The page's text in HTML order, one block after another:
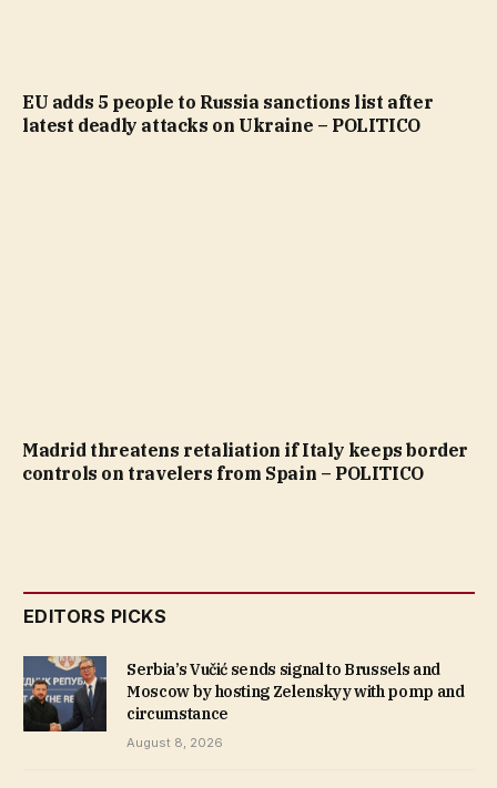
EU adds 5 people to Russia sanctions list after
latest deadly attacks on Ukraine – POLITICO
Madrid threatens retaliation if Italy keeps border
controls on travelers from Spain – POLITICO
EDITORS PICKS
Serbia’s Vučić sends signal to Brussels and
Moscow by hosting Zelenskyy with pomp and
circumstance
August 8, 2026